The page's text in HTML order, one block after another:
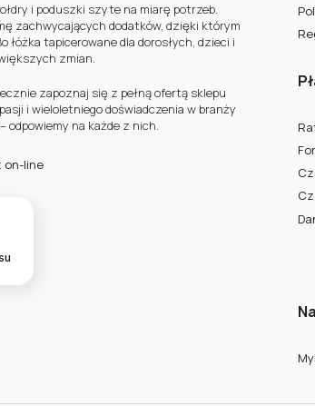
i poduszki szyte na miarę potrzeb.
zachwycających dodatków, dzięki którym
łóżka tapicerowane dla dorosłych, dzieci i
zmian.
zapoznaj się z pełną ofertą sklepu
i wieloletniego doświadczenia w branży
odpowiemy na każde z nich.
on-line